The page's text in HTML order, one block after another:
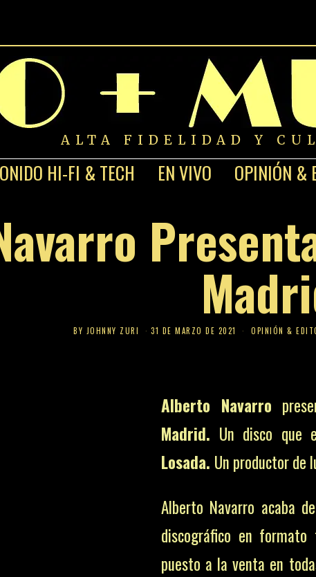
ALTA FIDELIDAD Y
HI-FI & TECH EN VIVO OPINIÓN &
BY JOHNNY ZURI 31 DE MARZO DE 2021 OPINIÓN &
Alberto Navarro
Madrid. Un disco que
Losada. Un productor de
Alberto Navarro acaba
discográfico en
puesto a la venta en